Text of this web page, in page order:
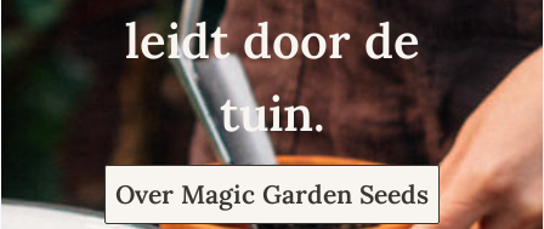
leidt door de
tuin.
Over Magic Garden Seeds